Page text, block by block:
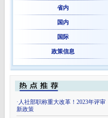
省内
国内
国际
政策信息
· 人社部职称重大改革！2023年评审
新政策